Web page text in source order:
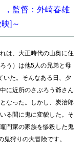
，監督：外崎春雄
]～
は、大正時代の山奥に住
う）は他5人の兄弟と母
いた。そんなある日、夕
に近所のさぶろう爺さん
なった。しかし、炭治郎
る間に鬼に変貌した。そ
門家の家族を惨殺した鬼
鬼狩りの大冒険です。